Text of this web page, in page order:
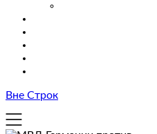
Вне Строк